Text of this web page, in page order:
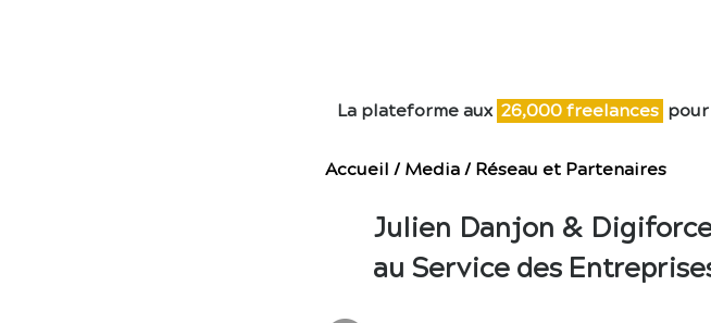
La plateforme aux 26,000 freelances
Accueil / Media/ Réseau et Partenaires
Julien Danjon &
au Service des